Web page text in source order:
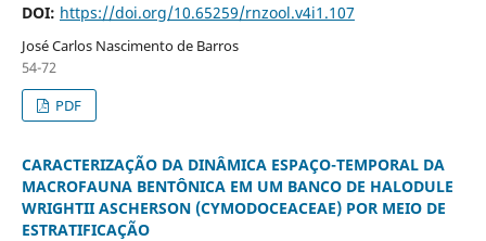
DOI: https://doi.org/10.65259/rnzool.v4i1.107
José Carlos Nascimento de Barros
54-72
PDF
CARACTERIZAÇÃO DA DINÂMICA ESPAÇO-TEMPORAL DA
MACROFAUNA BENTÔNICA EM UM BANCO DE HALODULE
WRIGHTII ASCHERSON (CYMODOCEACEAE) POR MEIO DE
ESTRATIFICAÇÃO